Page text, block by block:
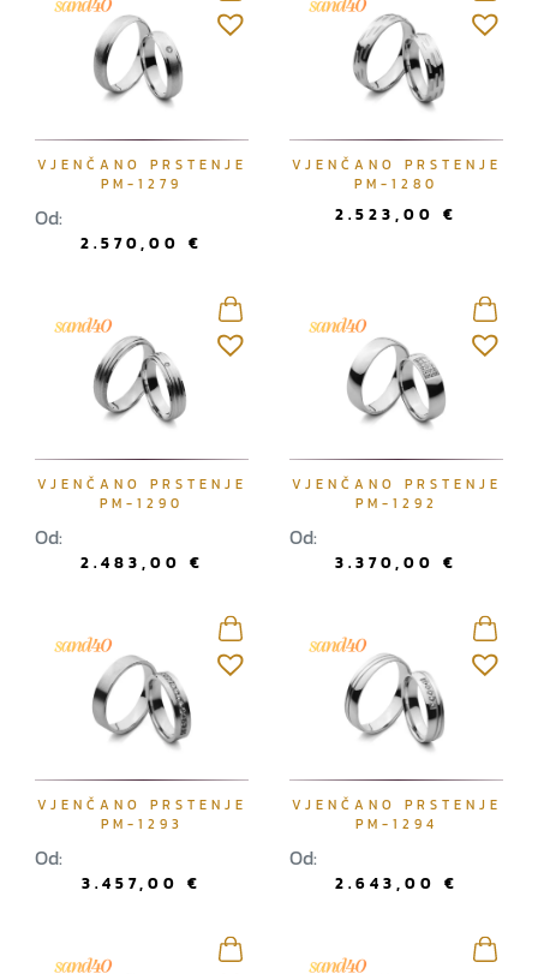
VJENČANO PRSTENJE
PM-1279
Od:
2.570,00 €
VJENČANO PRSTENJE
PM-1280
2.523,00 €
VJENČANO PRSTENJE
PM-1290
Od:
2.483,00 €
VJENČANO PRSTENJE
PM-1292
Od:
3.370,00 €
VJENČANO PRSTENJE
PM-1293
Od:
3.457,00 €
VJENČANO PRSTENJE
PM-1294
Od:
2.643,00 €